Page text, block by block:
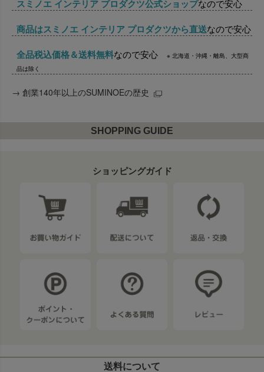
スミノエ インテリア プロダクツ公式ショップなので安心
商品はスミノエ インテリア プロダクツから直送なので安心
全品税込価格＆送料無料なので安心
※ 北海道・沖縄・離島、大型商
品は除く
→ 創業140年以上のSUMINOEの歴史
SHOPPING GUIDE
ショッピングガイド
送料について